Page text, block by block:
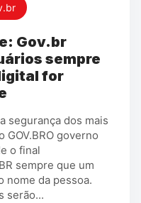
Gov.br
sempre
for
segurança dos mais
governo
o final
sempre que um
nome da pessoa.
serão...